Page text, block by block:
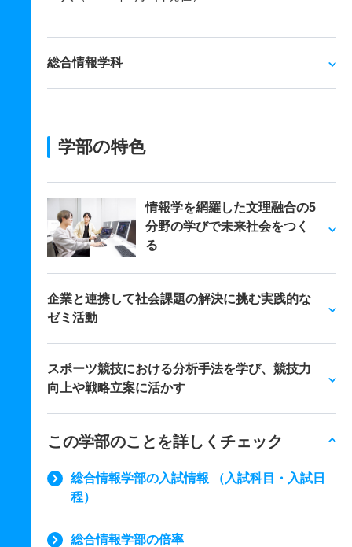
総合情報学科
学部の特色
情報学を網羅した文理融合の5
分野の学びで未来社会をつく
る
企業と連携して社会課題の解決に挑む実践的な
ゼミ活動
スポーツ競技における分析手法を学び、競技力
向上や戦略立案に活かす
この学部のことを詳しくチェック
総合情報学部の入試情報 （入試科目・入試日
程）
総合情報学部の倍率